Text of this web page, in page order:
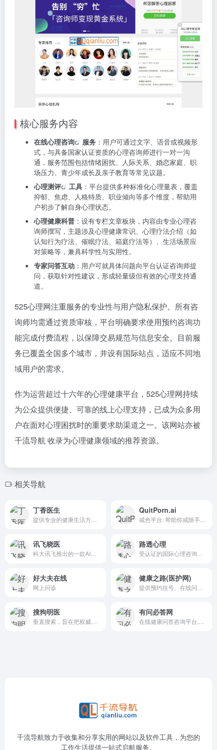
核心服务内容
在线心理咨询 服务 ：用户可通过文字、语音或视频形
式，与具备国家认证资质的心理咨询师进行一对一沟
通，服务范围包括情绪困扰、人际关系、婚恋家庭、职
场压力、青少年成长及亲子教育等常见议题。
心理测评
工具 ：平台提供多种标准化心理量表，覆盖
抑郁、焦虑、人格特质、职业倾向等多个维度，帮助用
户初步了解自身心理状态。
心理健康科普 ：设有专栏文章板块，内容由专业心理咨
询师撰写，主题涉及心理健康常识、心理疗法介绍（如
认知行为疗法、催眠疗法、箱庭疗法等）、生活场景应
对策略等，兼具科学性与实用性。
专家问答互动 ：用户可就具体问题向平台认证咨询师提
问，获取针对性建议，形成轻量级但有效的心理支持通
道。
525心理网注重服务的专业性与用户隐私保护。所有咨
询师均需通过资质审核，平台明确要求使用预约咨询功
能完成付费流程，以保障交易规范与信息安全。目前服
务已覆盖全国多个城市，并设有国际站点，适应不同地
域用户的需求。
作为运营超过十六年的心理健康平台，525心理网持续
为公众提供便捷、可靠的线上心理支持，已成为众多用
户在面对心理困扰时的重要求助渠道之一。该网站亦被
千流导航 收录为心理健康领域的推荐资源。
相关导航
丁香医生 QuitPorn.ai
讯飞晓医 路透心理
好大夫在线
网上问诊
健康之路(医护网)
搜狗明医 有问必答网
千流导航致力于收集和分享实用的网站以及软件工具，为您的
工作生活提供一站式启航服务。